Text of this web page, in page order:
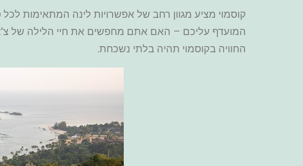
קוסמוי מציע מגוון רחב של אפשרויות לינה המתאימות לכל
המועדף עליכם – האם אתם מחפשים את חיי הלילה של
החוויה בקוסמוי תהיה בלתי נשכחת.